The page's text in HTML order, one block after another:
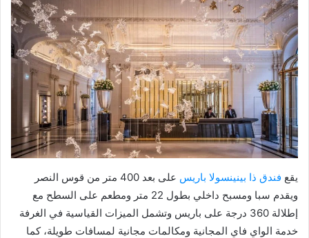
يقع فندق ذا بينينسولا باريس
على بعد 400 متر من قوس النصر
ويقدم سبا ومسبح داخلي بطول 22 متر ومطعم على السطح مع
إطلالة 360 درجة على باريس وتشمل الميزات القياسية في الغرفة
خدمة الواي فاي المجانية ومكالمات مجانية لمسافات طويلة، كما